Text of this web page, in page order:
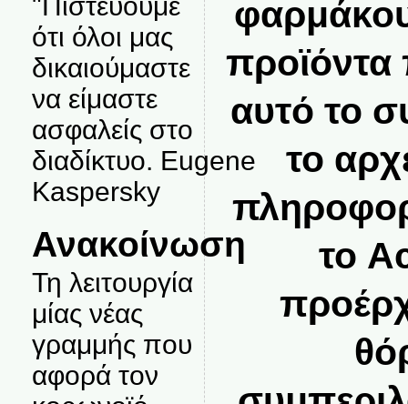
ότι όλοι μας
δικαιούμαστε
να είμαστε
ασφαλείς στο
διαδίκτυο. Eugene
Kaspersky
Ανακοίνωση
Τη λειτουργία
μίας νέας
γραμμής που
αφορά τον
φαρμάκου
προϊόντα
αυτό το
το
το